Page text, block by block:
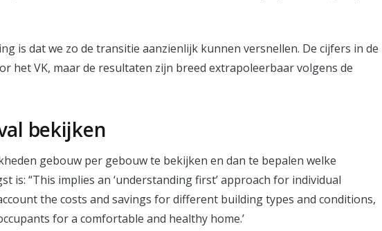
is dat we zo de transitie aanzienlijk kunnen versnellen. De cijfers in de
het VK, maar de resultaten zijn breed extrapoleerbaar volgens de
bekijken
gebouw per gebouw te bekijken en dan te bepalen welke
is: “This implies an ‘understanding first’ approach for individual
the costs and savings for different building types and conditions,
for a comfortable and healthy home.’